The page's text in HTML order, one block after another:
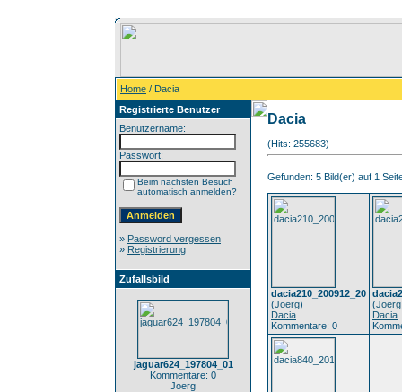
Home / Dacia
Registrierte Benutzer
Benutzername:
Passwort:
Beim nächsten Besuch
automatisch anmelden?
» Password vergessen
» Registrierung
Zufallsbild
jaguar624_197804_01
Kommentare: 0
Joerg
Dacia
(Hits: 255683)
Gefunden: 5 Bild(er) auf 1
dacia210_200912_20
(Joerg)
Dacia
Kommentare: 0
(Joerg
Dacia